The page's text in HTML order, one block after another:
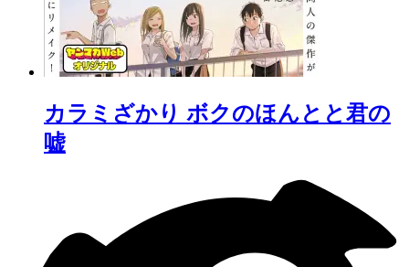
カラミざかり ボクのほんとと君の
嘘